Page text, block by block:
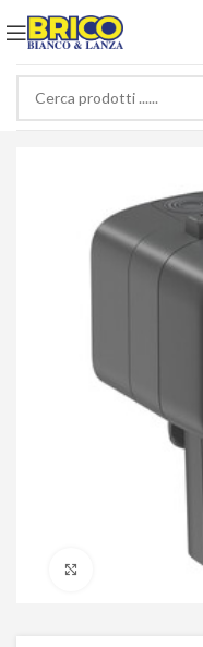
Click to enlarge